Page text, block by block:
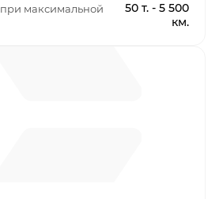
при максимальной
50 т. - 5 500
км.